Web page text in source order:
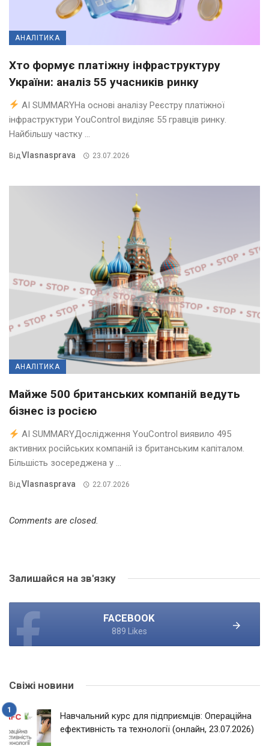
АНАЛІТИКА
Хто формує платіжну інфраструктуру
України: аналіз 55 учасників ринку
AI SUMMARYНа основі аналізу Реєстру платіжної
інфраструктури YouControl виділяє 55 гравців ринку.
Найбільшу частку ...
Від Vlasnasprava 23.07.2026
АНАЛІТИКА
Майже 500 британських компаній ведуть
бізнес із росією
AI SUMMARYДослідження YouControl виявило 495
активних російських компаній із британським капіталом.
Більшість зосереджена у ...
ВідVlasnasprava 22.07.2026
Comments are closed.
Залишайся на зв'язку
FACEBOOK
889 Likes
Свіжі новини
Навчальний курс для підприємців: Операційна
ефективність та технології (онлайн, 23.07.2026)